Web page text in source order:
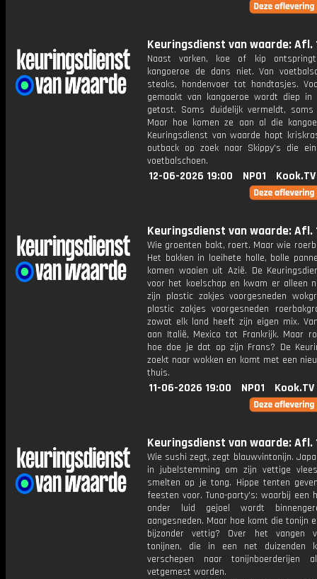
Keuringsdienst van waarde: Afl.
Naast varken, koe of kip
kangoeroe de dans niet. Van
steaks, hondenvoer tot handtasjes.
gemaakt van kangoeroe wordt diep in
getast. Soms duidelijk vermeldt,
Maar hoe komen ze aan al die
Keuringsdienst van waarde hopt
outback op zoek naar Skippy's die
voetbalschoen.
12-06-2026 19:00 NPO1 Kook.TV
Keuringsdienst van waarde: Afl.
Wie groenten bakt, roert. Maar wie
Het bakken in loeihete holle, bolle
komen waaien uit Azië. De
voor het koelschap en kwam er alleen
zijn plastic zakjes voorgesneden
plastic zakjes voorgesneden
zowat elk land heeft zijn eigen mix.
aan Italië, Mexico tot Frankrijk. Maar
hoe doe je dat op zijn Frans? De
zoekt naar wokken en komt met een
thuis.
11-06-2026 19:00 NPO1 Kook.TV
Keuringsdienst van waarde: Afl.
Wie sushi zegt, zegt blauwvintonijn.
in jubelstemming om zijn vettige
smelten op je tong. Hippe tenten
feesten voor. Tuna-party's: waarbij een
onder luid gejoel wordt
aangesneden. Maar hoe komt die tonijn
bijzonder vettig? Over het vangen
tonijnen, die in een net duizenden
verschepen naar tonijnboerderijen
vetgemest worden.